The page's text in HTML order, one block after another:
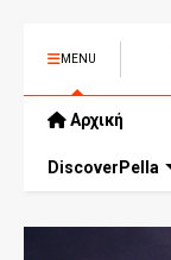
MENU
Αρχική
DiscoverPella